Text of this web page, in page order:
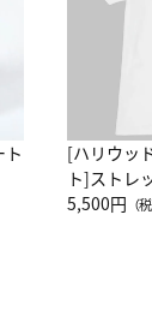
[ハリウッ
ト]ストレ
ーネック
5,500円 （